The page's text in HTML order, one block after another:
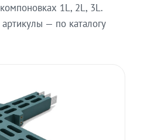
1L, 2L, 3L.
— по каталогу